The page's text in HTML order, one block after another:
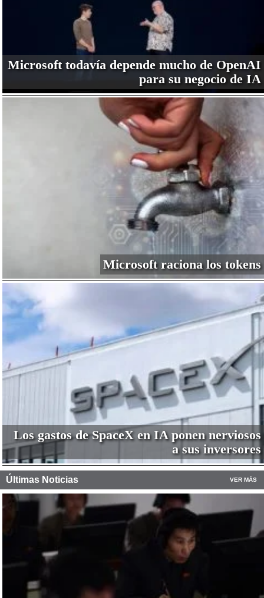
Microsoft todavía depende mucho de OpenAI
para su negocio de IA
Microsoft raciona los tokens
Los gastos de SpaceX en IA ponen nerviosos
a sus inversores
Últimas Noticias VER MÁS